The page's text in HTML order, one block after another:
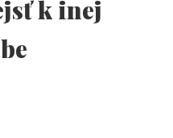
k inej